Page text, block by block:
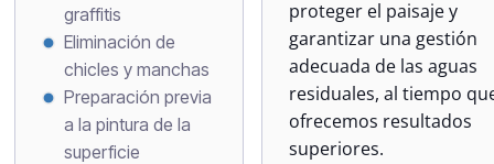
graffitis
Eliminación de
chicles y manchas
Preparación previa
a la pintura de la
superficie
proteger el paisaje y
garantizar una gestión
adecuada de las aguas
residuales, al tiempo
ofrecemos resultados
superiores.